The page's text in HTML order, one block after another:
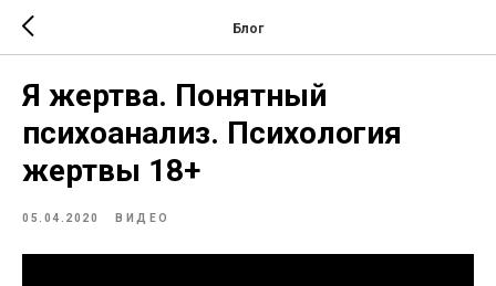
Блог
Я жертва. Понятный
психоанализ. Психология
жертвы 18+
05.04.2020 ВИДЕО